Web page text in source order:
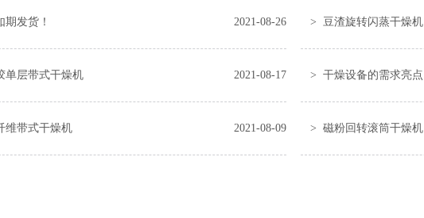
2021-08-26
发货！ > 豆渣旋转闪蒸干燥机
2021-08-17
单层带式干燥机 > 干燥设备的需求亮点
2021-08-09
维带式干燥机 > 磁粉回转滚筒干燥机